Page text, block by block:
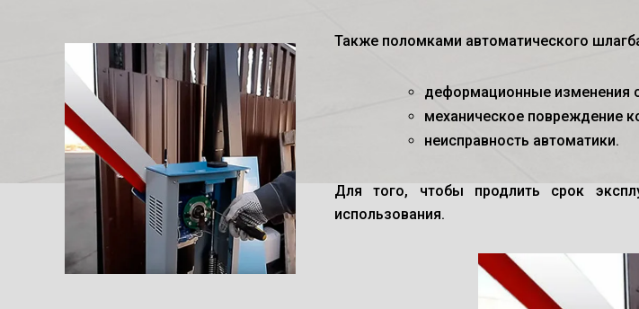
Также поломками автоматического
деформационные изменения
механическое повреждение
неисправность автоматики.
Для того, чтобы продлить срок
использования.